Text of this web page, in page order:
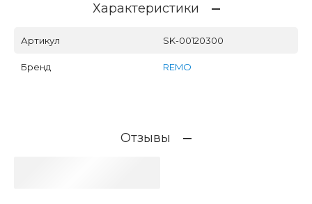
Характеристики
Артикул SK-00120300
Бренд REMO
Отзывы